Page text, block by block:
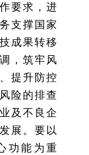
要求，进
支撑国家
成果转移
，筑牢风
提升防控
险的排查
及不良企
展。要以
功能为重